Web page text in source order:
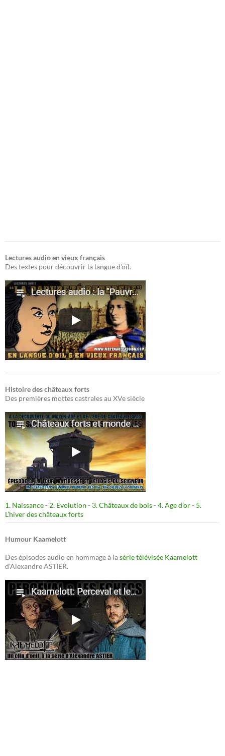
Lectures audio en vieux français
Des textes pour découvrir la langue d'oïl.
Histoire des châteaux forts
Des premières mottes castrales au XVe siècle
1. Naissance- 2. Evolution - 3. Châteaux de bois- 4. Age d’or- 5.
L’hiver des châteaux forts
Humour Kaamelott
Des épisodes audio en hommage à lasérie télévisée Kaamelott
d'Alexandre ASTIER.